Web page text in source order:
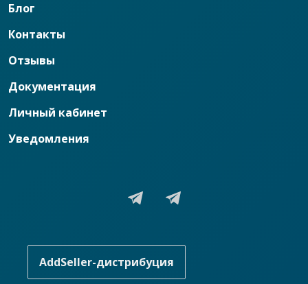
Блог
Контакты
Отзывы
Документация
Личный кабинет
Уведомления
AddSeller-дистрибуция